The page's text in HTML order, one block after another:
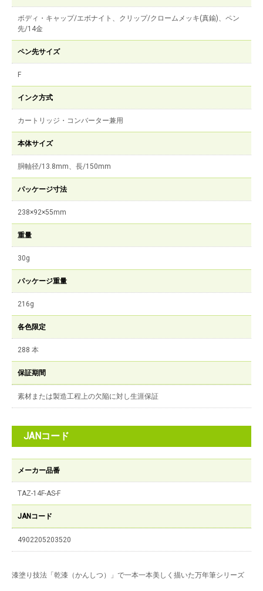
ボディ・キャップ/エボナイト、クリップ/クロームメッキ(真鍮)、ペン
先/14金
ペン先サイズ
F
インク方式
カートリッジ・コンバーター兼用
本体サイズ
胴軸径/13.8mm、長/150mm
パッケージ寸法
238×92×55mm
重量
30g
パッケージ重量
216g
各色限定
288 本
保証期間
素材または製造工程上の欠陥に対し生涯保証
JANコード
メーカー品番
TAZ-14F-AS-F
JANコード
4902205203520
漆塗り技法「乾漆（かんしつ）」で一本一本美しく描いた万年筆シリーズ